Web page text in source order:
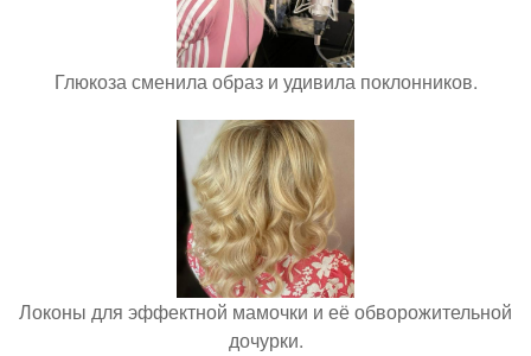
Глюкоза сменила образ и удивила поклонников.
Локоны для эффектной мамочки и её обворожительной
дочурки.